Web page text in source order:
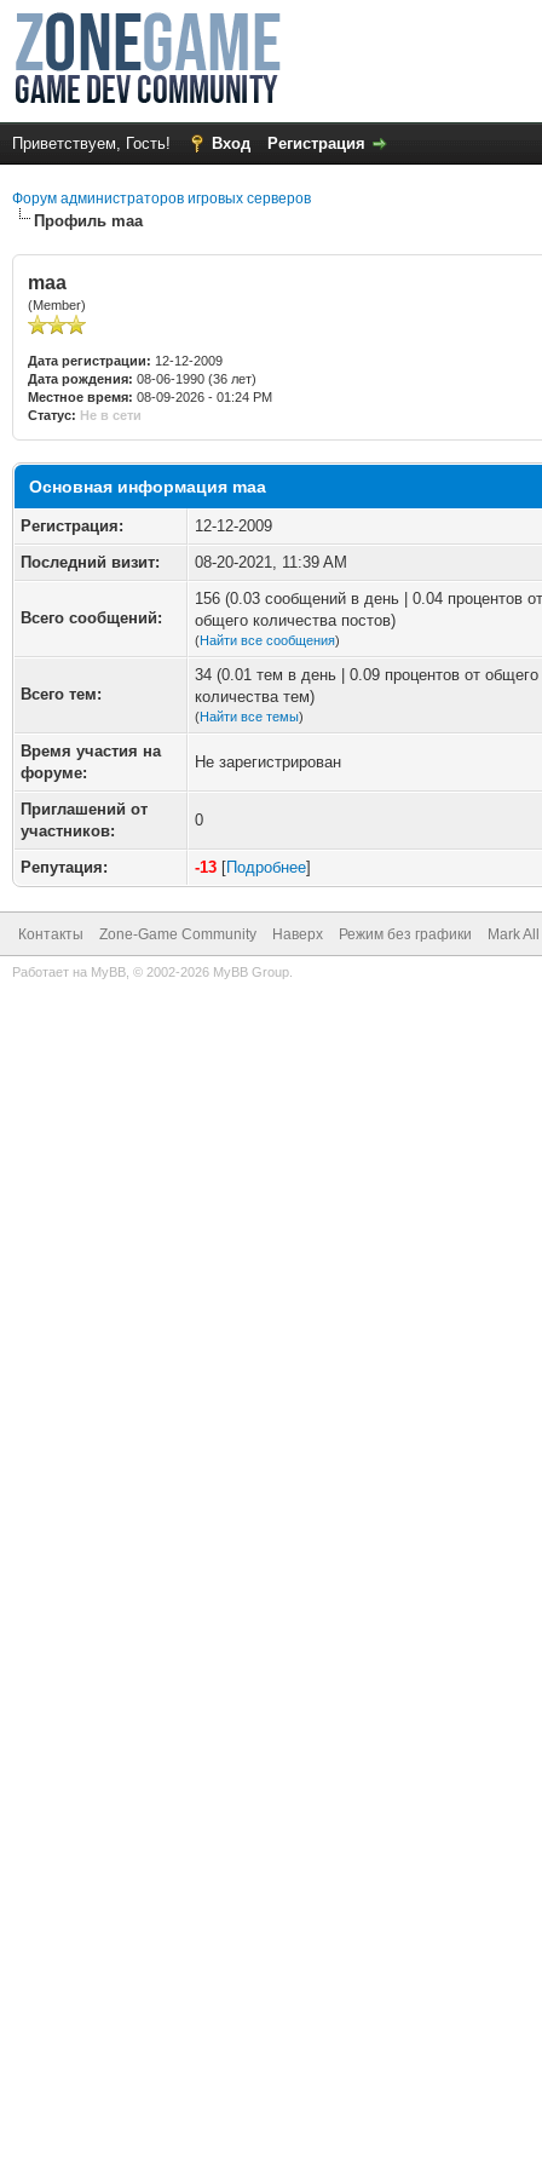
Приветствуем, Гость! Вход Регистрация
Форум администраторов игровых серверов
Профиль maa
maa
(Member)
Дата регистрации: 12-12-2009
Дата рождения: 08-06-1990 (36 лет)
Местное время: 08-09-2026 - 01:24 PM
Статус: Не в сети
Основная информация maa
Регистрация:
12-12-2009
Последний визит:
08-20-2021, 11:39 AM
Всего сообщений:
156 (0.03 сообщений в день | 0.04 процентов от
общего количества постов)
(Найти все сообщения)
Всего тем:
34 (0.01 тем в день | 0.09 процентов от общего
количества тем)
(Найти все темы)
Время участия на
форуме:
Не зарегистрирован
Приглашений от
участников:
0
Репутация: -13 [Подробнее]
Контакты Zone-Game Community Наверх Режим без графики Mark
Работает на MyBB , © 2002-2026 MyBB Group